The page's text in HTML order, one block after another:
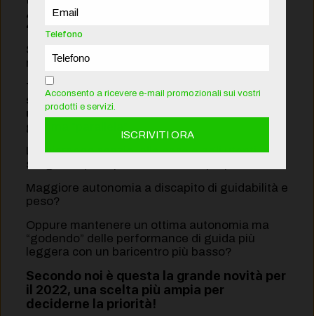
2022
Sicuramente il 2022 sarà un anno di grandi
novità per Bosch.
Tutti i particolari però non andranno a
sostituire gli esistenti ma saranno
un’aggiunta al catalogo 2021
gamma “parallela”.
Lascieranno spazio, alle case e agli utenti, di
scegliere quale priorità dare alla propria E-Bike.
Maggiore autonomia a discapito di guidabilità e
peso?
Oppure mantenere un ottima autonomia ma
“godendo” delle performance di guida più
leggera con un baricentro più basso?
Secondo noi è questa la grande novità per
il 2022, una scelta più ampia per
deciderne la priorità!
Telefono
Acconsento a ricevere e-mail promozionali sui vostri
prodotti e servizi.